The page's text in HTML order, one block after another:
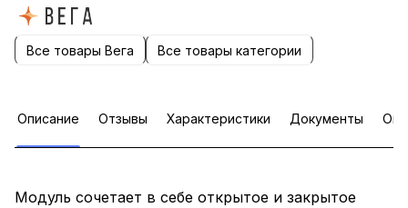
Все товары Вега Все товары категории
Описание Отзывы Характеристики Документы
Модуль сочетает в себе открытое и закрытое